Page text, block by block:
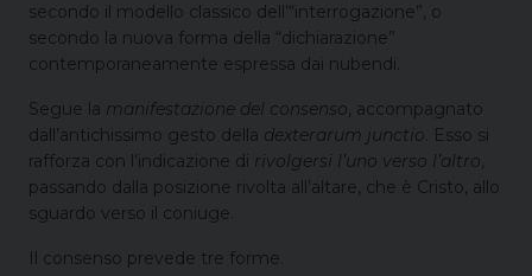
secondo il modello classico dell’“interrogazione”, o
secondo la nuova forma della “dichiarazione”
contemporaneamente espressa dai nubendi.
Segue la manifestazione del consenso, accompagnato
dall’antichissimo gesto della dexterarum junctio . Esso si
rafforza con l’indicazione di rivolgersi l’uno verso l’altro,
passando dalla posizione rivolta all’altare, che è Cristo, allo
sguardo verso il coniuge.
Il consenso prevede tre forme.